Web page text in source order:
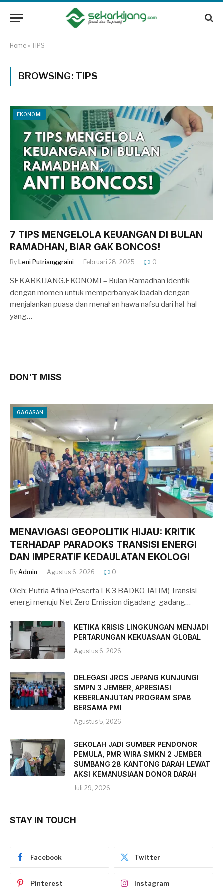
Home » TIPS
BROWSING: TIPS
EKONOMI
7 TIPS MENGELOLA KEUANGAN DI BULAN
RAMADHAN, BIAR GAK BONCOS!
By Leni Putrianggraini Februari 28, 2025 0
SEKARKIJANG.EKONOMI – Bulan Ramadhan identik
dengan momen untuk memperbanyak ibadah dengan
menjalankan puasa dan menahan hawa nafsu dari hal-hal
yang…
DON'T MISS
GAGASAN
MENAVIGASI GEOPOLITIK HIJAU: KRITIK
TERHADAP PARADOKS TRANSISI ENERGI
DAN IMPERATIF KEDAULATAN EKOLOGI
By Admin Agustus 6, 2026 0
Oleh: Putria Afina (Peserta LK 3 BADKO JATIM) Transisi
energi menuju Net Zero Emission digadang-gadang…
KETIKA KRISIS LINGKUNGAN MENJADI
PERTARUNGAN KEKUASAAN GLOBAL
Agustus 6, 2026
DELEGASI JRCS JEPANG KUNJUNGI
SMPN 3 JEMBER, APRESIASI
KEBERLANJUTAN PROGRAM SPAB
BERSAMA PMI
Agustus 5, 2026
SEKOLAH JADI SUMBER PENDONOR
PEMULA, PMR WIRA SMKN 2 JEMBER
SUMBANG 28 KANTONG DARAH LEWAT
AKSI KEMANUSIAAN DONOR DARAH
Juli 29, 2026
STAY IN TOUCH
Facebook Twitter
Pinterest Instagram